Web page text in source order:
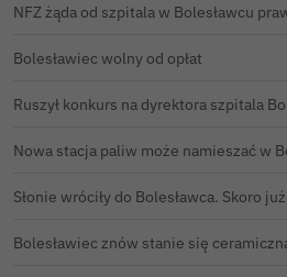
Bolesławiec wolny od opłat